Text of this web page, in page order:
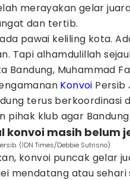
merayakan gelar
dan tertib.
pawai keliling kota.
Tapi alhamdulillah
Bandung, Muhammad
Konvoi Persib
terus berkoordinasi
pihak klub agar
konvoi masih belum
(IDN Times/Debbie Sutrisno)
konvoi puncak gelar
mendatang atau